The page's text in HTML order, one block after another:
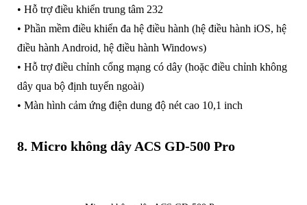
• Hỗ trợ điều khiển trung tâm 232
• Phần mềm điều khiển đa hệ điều hành (hệ điều hành iOS, hệ
điều hành Android, hệ điều hành Windows)
• Hỗ trợ điều chỉnh cổng mạng có dây (hoặc điều chỉnh không
dây qua bộ định tuyến ngoài)
• Màn hình cảm ứng điện dung độ nét cao 10,1 inch
8. Micro không dây ACS GD-500 Pro